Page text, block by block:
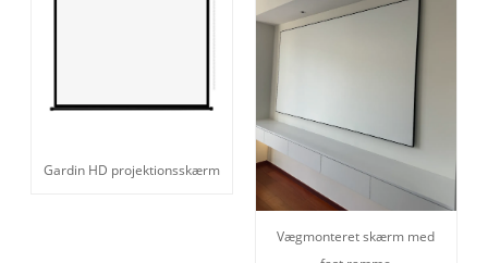
Gardin HD projektionsskærm
Vægmonteret skærm med